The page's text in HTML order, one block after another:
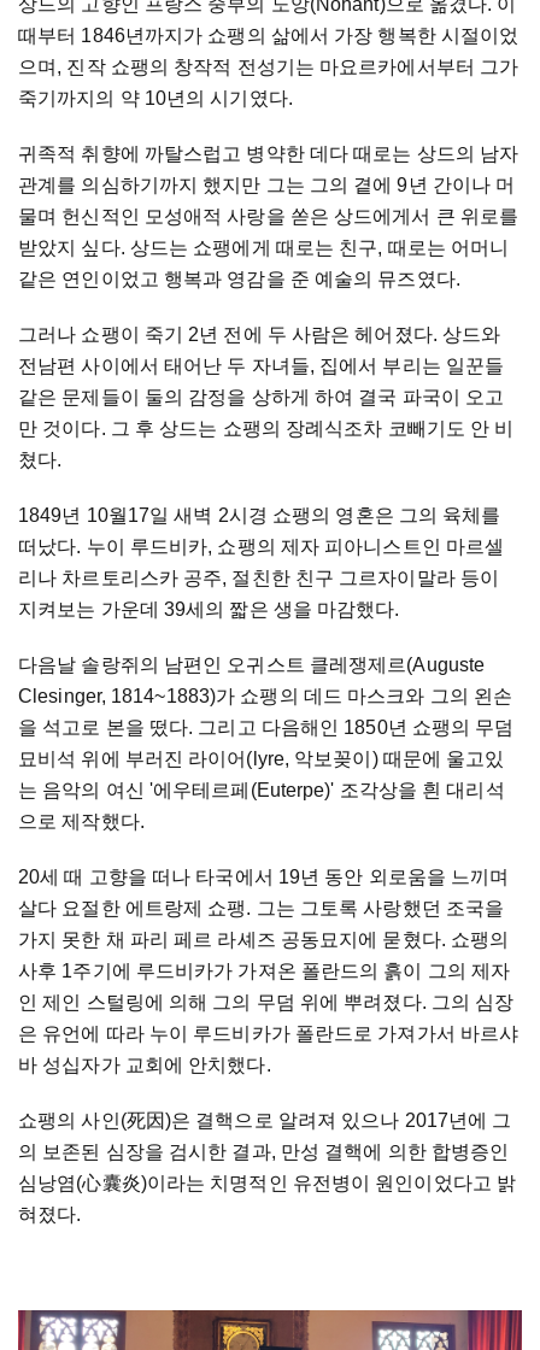
때부터 1846년까지가 쇼팽의 삶에서 가장 행복한 시절이었
으며, 진작 쇼팽의 창작적 전성기는 마요르카에서부터 그가
죽기까지의 약 10년의 시기였다.
귀족적 취향에 까탈스럽고 병약한 데다 때로는 상드의 남자
관계를 의심하기까지 했지만 그는 그의 곁에 9년 간이나 머
물며 헌신적인 모성애적 사랑을 쏟은 상드에게서 큰 위로를
받았지 싶다. 상드는 쇼팽에게 때로는 친구, 때로는 어머니
같은 연인이었고 행복과 영감을 준 예술의 뮤즈였다.
그러나 쇼팽이 죽기 2년 전에 두 사람은 헤어졌다. 상드와
전남편 사이에서 태어난 두 자녀들, 집에서 부리는 일꾼들
같은 문제들이 둘의 감정을 상하게 하여 결국 파국이 오고
만 것이다. 그 후 상드는 쇼팽의 장례식조차 코빼기도 안 비
쳤다.
1849년 10월17일 새벽 2시경 쇼팽의 영혼은 그의 육체를
떠났다. 누이 루드비카, 쇼팽의 제자 피아니스트인 마르셀
리나 차르토리스카 공주, 절친한 친구 그르자이말라 등이
지켜보는 가운데 39세의 짧은 생을 마감했다.
다음날 솔랑쥐의 남편인 오귀스트 클레쟁제르(Auguste
Clesinger, 1814~1883)가 쇼팽의 데드 마스크와 그의 왼손
을 석고로 본을 떴다. 그리고 다음해인 1850년 쇼팽의 무덤
묘비석 위에 부러진 라이어(lyre, 악보꽂이) 때문에 울고있
는 음악의 여신 '에우테르페(Euterpe)' 조각상을 흰 대리석
으로 제작했다.
20세 때 고향을 떠나 타국에서 19년 동안 외로움을 느끼며
살다 요절한 에트랑제 쇼팽. 그는 그토록 사랑했던 조국을
가지 못한 채 파리 페르 라셰즈 공동묘지에 묻혔다. 쇼팽의
사후 1주기에 루드비카가 가져온 폴란드의 흙이 그의 제자
인 제인 스털링에 의해 그의 무덤 위에 뿌려졌다. 그의 심장
은 유언에 따라 누이 루드비카가 폴란드로 가져가서 바르샤
바 성십자가 교회에 안치했다.
쇼팽의 사인(死因)은 결핵으로 알려져 있으나 2017년에 그
의 보존된 심장을 검시한 결과, 만성 결핵에 의한 합병증인
심낭염(心囊炎)이라는 치명적인 유전병이 원인이었다고 밝
혀졌다.